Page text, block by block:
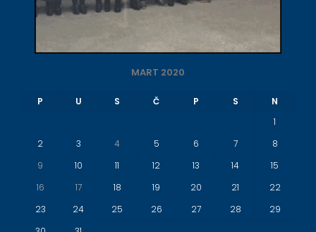
MART 2020
P U S Č P S
N
1
2
3 4 5 6 7
8
9
10 11 12 13 14
15
16
17 18 19 20 21
22
23
24 25 26 27 28
29